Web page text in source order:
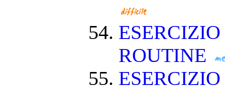
ROUTINE